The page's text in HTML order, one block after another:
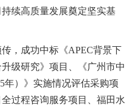
续高质量发展奠定坚实基
，成功中标《APEC背景下
级研究》项目、《广州市中
年）》实施情况评估采购项
过程咨询服务项目、福田水